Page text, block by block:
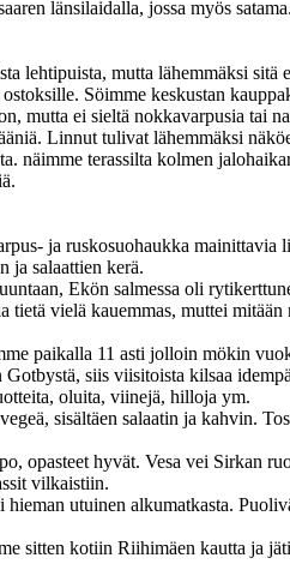
jossa myös satama.
mutta lähemmäksi sitä
Söimme keskustan
ei sieltä nokkavarpusia tai
tulivat lähemmäksi
terassilta kolmen
ruskosuohaukka mainittavia
salaattien kerä.
salmessa oli rytikerttunen
kauemmas, muttei mitään
11 asti jolloin mökin
siis viisitoista kilsaa
oluita, viinejä, hilloja ym.
salaatin ja kahvin. Tosi
hyvät. Vesa vei Sirkan
vilkaistiin.
utuinen alkumatkasta.
Riihimäen kautta ja